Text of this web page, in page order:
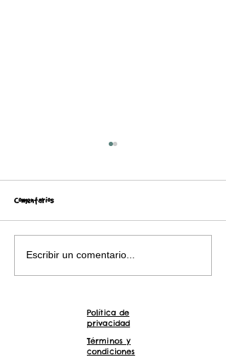
Comentarios
Escribir un comentario...
Política de
privacidad
Términos y
condiciones